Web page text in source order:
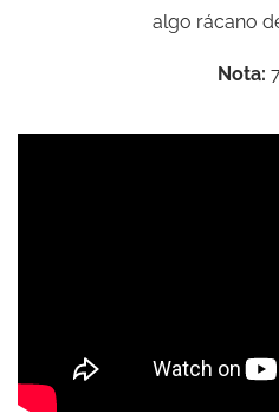
algo rácano
Nota: